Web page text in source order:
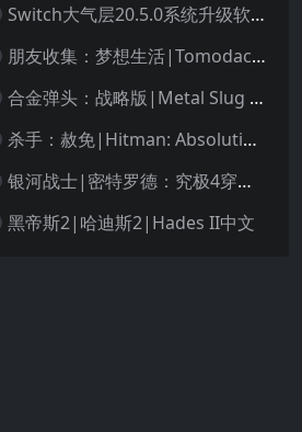
Switch大气层20.5.0系统升级软硬破通用教程
朋友收集：梦想生活|Tomodachi Life: Living the Dream中文
合金弹头：战略版|Metal Slug Tactics中文
杀手：赦免|Hitman: Absolution汉化
银河战士|密特罗德：究极4穿越未知|Metroid Prime 4: Beyond中文
黑帝斯2|哈迪斯2|Hades II中文